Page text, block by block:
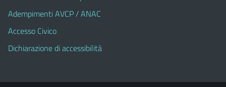
Adempimenti AVCP / ANAC
Accesso Civico
Dichiarazione di accessibilità